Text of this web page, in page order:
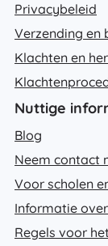
Privacybeleid
Verzending en
Klachten en
Nuttige
Blog
Neem contact
Voor scholen
Informatie
Regels voor